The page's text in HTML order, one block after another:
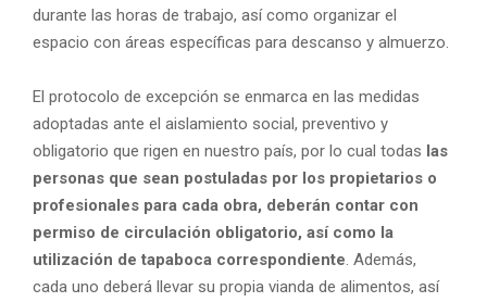
durante las horas de trabajo, así como organizar el
espacio con áreas específicas para descanso y almuerzo.
El protocolo de excepción se enmarca en las medidas
adoptadas ante el aislamiento social, preventivo y
obligatorio que rigen en nuestro país, por lo cual todas las
personas que sean postuladas por los propietarios o
profesionales para cada obra, deberán contar con
permiso de circulación obligatorio, así como la
utilización de tapaboca correspondiente . Además,
cada uno deberá llevar su propia vianda de alimentos, así